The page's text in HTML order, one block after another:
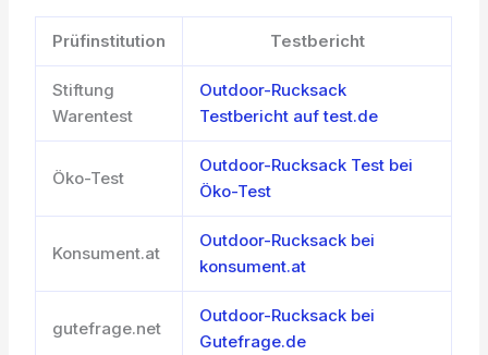
Prüfinstitution Testbericht
Stiftung
Warentest
Outdoor-Rucksack
Testbericht auf test.de
Öko-Test
Outdoor-Rucksack Test bei
Öko-Test
Konsument.at
Outdoor-Rucksack bei
konsument.at
gutefrage.net
Outdoor-Rucksack bei
Gutefrage.de